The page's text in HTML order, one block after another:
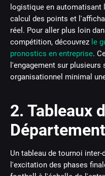
logistique en
calcul des points et
réel. Pour aller plus loin
compétition, découvrez le
pronostics en entreprise.
l'engagement sur
organisationnel minimal
2. Tableaux
Un tableau de tournoi
l'excitation des phases